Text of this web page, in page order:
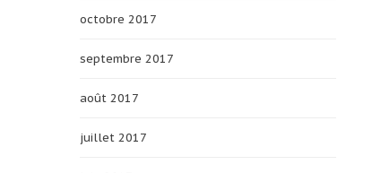
octobre 2017
septembre 2017
août 2017
juillet 2017